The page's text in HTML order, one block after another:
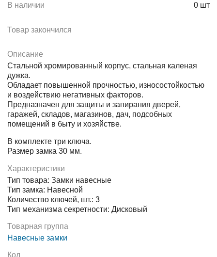
В наличии 0 шт
Товар закончился
Описание
Стальной хромированный корпус, стальная каленая
дужка.
Обладает повышенной прочностью, износостойкостью
и воздействию негативных факторов.
Предназначен для защиты и запирания дверей,
гаражей, складов, магазинов, дач, подсобных
помещений в быту и хозяйстве.
В комплекте три ключа.
Размер замка 30 мм.
Характеристики
Тип товара: Замки навесные
Тип замка: Навесной
Количество ключей, шт.: 3
Тип механизма секретности: Дисковый
Товарная группа
Навесные замки
Код